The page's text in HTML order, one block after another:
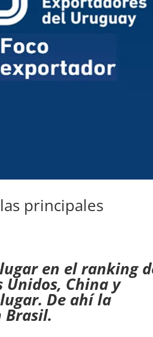
principales
en el ranking
Unidos, China y
De ahí la